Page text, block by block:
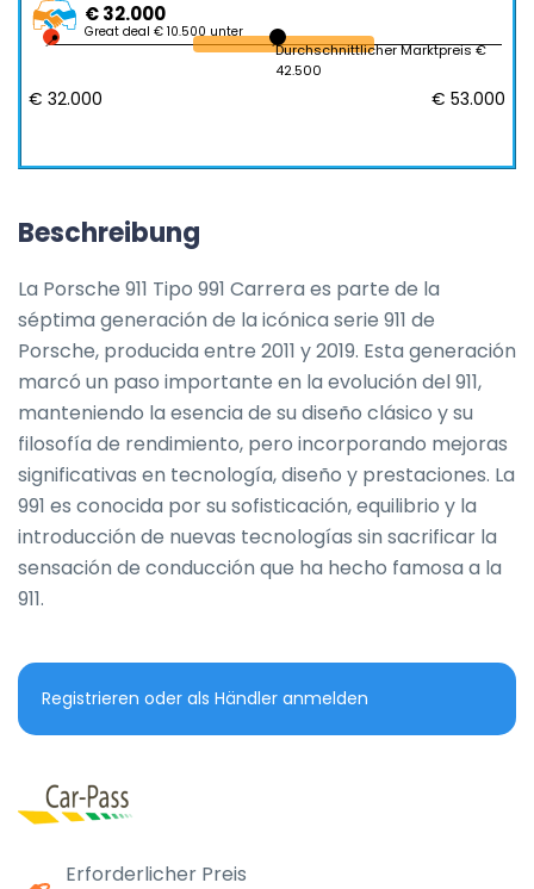
€ 32.000
Great deal € 10.500 unter
Durchschnittlicher Marktpreis €
42.500
€ 32.000 € 53.000
Beschreibung
La Porsche 911 Tipo 991 Carrera es parte de la
séptima generación de la icónica serie 911 de
Porsche, producida entre 2011 y 2019. Esta generación
marcó un paso importante en la evolución del 911,
manteniendo la esencia de su diseño clásico y su
filosofía de rendimiento, pero incorporando mejoras
significativas en tecnología, diseño y prestaciones. La
991 es conocida por su sofisticación, equilibrio y la
introducción de nuevas tecnologías sin sacrificar la
sensación de conducción que ha hecho famosa a la
911.
Registrieren oder als Händler anmelden
Erforderlicher Preis